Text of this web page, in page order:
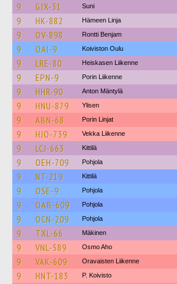
9 GJX-31 Suni
9 HK-882 Hämeen Linja
9 OV-898 Rontti Benjam
9 OAI-9 Koiviston Oulu
9 LRE-80 Heiskasen Liikenne
9 EPN-9 Porin Liikenne
9 HHR-90 Anton Mäntylä
9 HNU-879 Ylisen
9 ABN-68 Porin Linjat
9 HJO-739 Vekka Liikenne
9 LCJ-663 Kittilä
9 OEH-709 Pohjola
9 NT-219 Kittilä
9 OSE-9 Pohjola
9 OAB-609 Pohjola
9 OCN-209 Pohjola
9 TXL-66 Mäkinen
9 VNL-589 Osmo Aho
9 VAK-609 Oravaisten Liikenne
9 HNT-183 P. Koivisto